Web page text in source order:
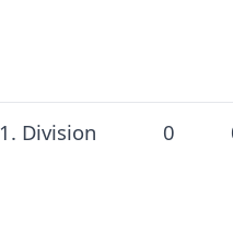
1. Division 0